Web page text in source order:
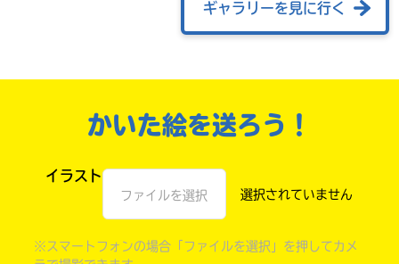
ギャラリーを見に行く
かいた絵を送ろう！
イラスト
ファイルを選択
※スマートフォンの場合「ファイルを選択」を押してカメ